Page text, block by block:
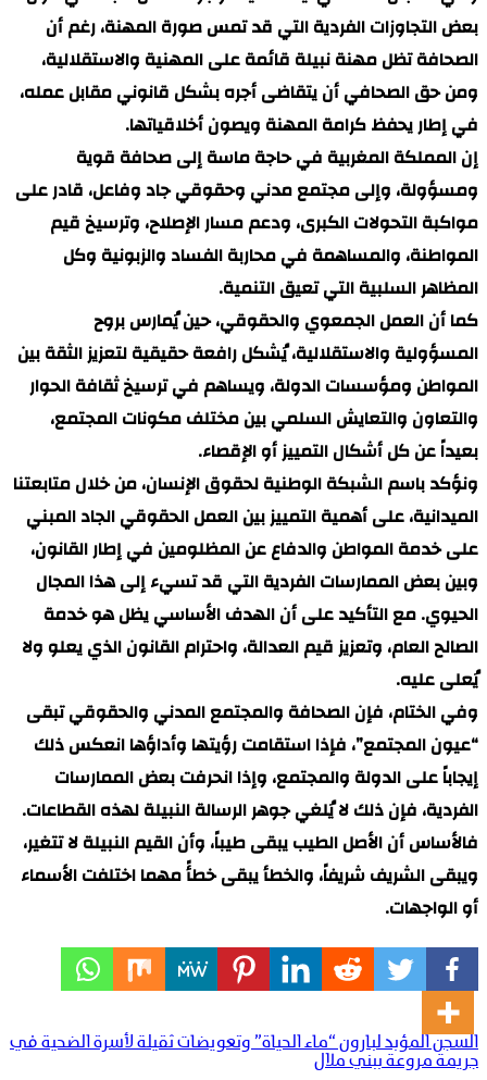
بعض التجاوزات الفردية التي قد تمس صورة المهنة، رغم أن
الصحافة تظل مهنة نبيلة قائمة على المهنية والاستقلالية،
ومن حق الصحافي أن يتقاضى أجره بشكل قانوني مقابل عمله،
في إطار يحفظ كرامة المهنة ويصون أخلاقياتها.
إن المملكة المغربية في حاجة ماسة إلى صحافة قوية
ومسؤولة، وإلى مجتمع مدني وحقوقي جاد وفاعل، قادر على
مواكبة التحولات الكبرى، ودعم مسار الإصلاح، وترسيخ قيم
المواطنة، والمساهمة في محاربة الفساد والزبونية وكل
المظاهر السلبية التي تعيق التنمية.
كما أن العمل الجمعوي والحقوقي، حين يُمارس بروح
المسؤولية والاستقلالية، يُشكل رافعة حقيقية لتعزيز الثقة بين
المواطن ومؤسسات الدولة، ويساهم في ترسيخ ثقافة الحوار
والتعاون والتعايش السلمي بين مختلف مكونات المجتمع،
بعيداً عن كل أشكال التمييز أو الإقصاء.
ونؤكد باسم الشبكة الوطنية لحقوق الإنسان، من خلال متابعتنا
الميدانية، على أهمية التمييز بين العمل الحقوقي الجاد المبني
على خدمة المواطن والدفاع عن المظلومين في إطار القانون،
وبين بعض الممارسات الفردية التي قد تسيء إلى هذا المجال
الحيوي. مع التأكيد على أن الهدف الأساسي يظل هو خدمة
الصالح العام، وتعزيز قيم العدالة، واحترام القانون الذي يعلو ولا
يُعلى عليه.
وفي الختام، فإن الصحافة والمجتمع المدني والحقوقي تبقى
“عيون المجتمع”، فإذا استقامت رؤيتها وأداؤها انعكس ذلك
إيجاباً على الدولة والمجتمع، وإذا انحرفت بعض الممارسات
الفردية، فإن ذلك لا يُلغي جوهر الرسالة النبيلة لهذه القطاعات.
فالأساس أن الأصل الطيب يبقى طيباً، وأن القيم النبيلة لا تتغير،
ويبقى الشريف شريفاً، والخطأ يبقى خطأً مهما اختلفت الأسماء
أو الواجهات.
السجن المؤبد لبارون “ماء الحياة” وتعويضات ثقيلة لأسرة الضحية في
جريمة مروعة ببني ملال